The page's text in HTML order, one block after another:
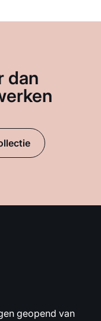
dan
geopend van